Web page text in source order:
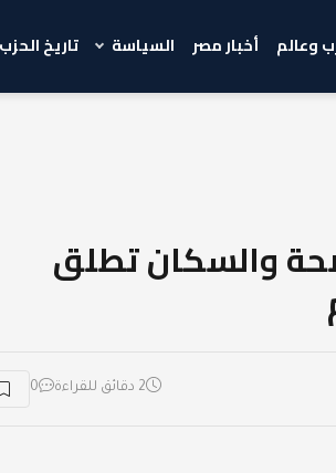
وعالم أخبار مصر السياسة تاريخ الحزب
الصحة والسكان تطلق
2 دقائق للقراءة 0